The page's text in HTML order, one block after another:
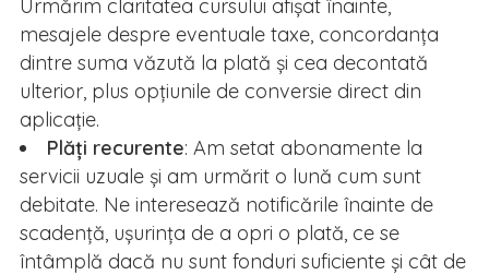
Urmărim claritatea cursului afișat înainte,
mesajele despre eventuale taxe, concordanța
dintre suma văzută la plată și cea decontată
ulterior, plus opțiunile de conversie direct din
aplicație.
Plăți recurente: Am setat abonamente la
servicii uzuale și am urmărit o lună cum sunt
debitate. Ne interesează notificările înainte de
scadență, ușurința de a opri o plată, ce se
întâmplă dacă nu sunt fonduri suficiente și cât de